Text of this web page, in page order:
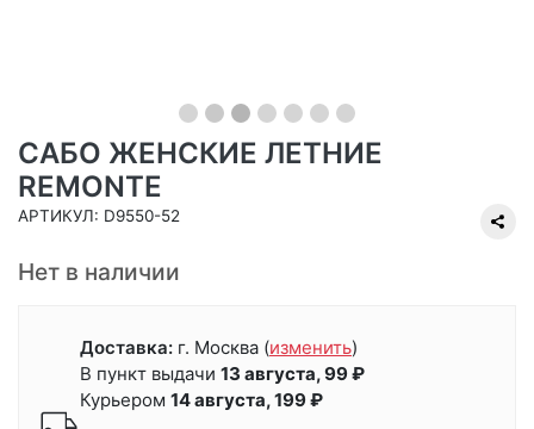
САБО ЖЕНСКИЕ ЛЕТНИЕ
REMONTE
АРТИКУЛ: D9550-52
Нет в наличии
Доставка: г. Москва (изменить)
В пункт выдачи 13 августа, 99 ₽
Курьером 14 августа, 199 ₽